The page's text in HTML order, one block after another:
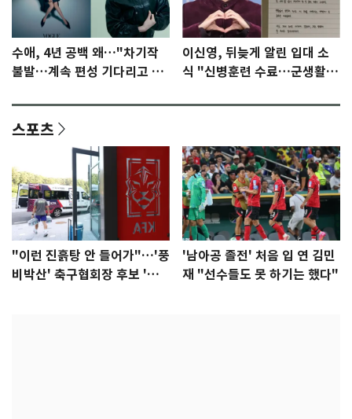
수애, 4년 공백 왜…"차기작
불발…계속 편성 기다리고 있
이신영, 뒤늦게 알린 입대 소
식 "신병훈련 수료…군생활
스포츠
"이런 진흙탕 안 들어가"…'풍
비박산' 축구협회장 후보 '실
'남아공 졸전' 처음 입 연 김민
재 "선수들도 못 하기는 했다"